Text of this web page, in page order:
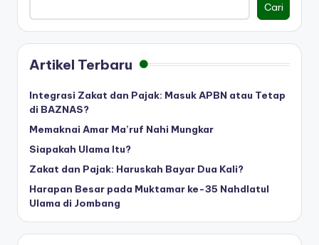
Cari
Artikel Terbaru
Integrasi Zakat dan Pajak: Masuk APBN atau Tetap
di BAZNAS?
Memaknai Amar Ma’ruf Nahi Mungkar
Siapakah Ulama Itu?
Zakat dan Pajak: Haruskah Bayar Dua Kali?
Harapan Besar pada Muktamar ke-35 Nahdlatul
Ulama di Jombang